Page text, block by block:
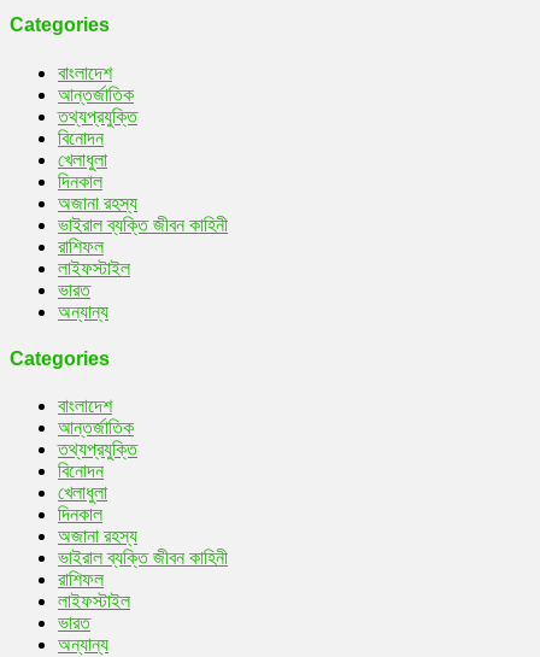
Categories
বাংলাদেশ
আন্তর্জাতিক
তথ্যপ্রযুক্তি
বিনোদন
খেলাধুলা
দিনকাল
অজানা রহস্য
ভাইরাল ব্যক্তি জীবন কাহিনী
রাশিফল
লাইফস্টাইল
ভারত
অন্যান্য
Categories
বাংলাদেশ
আন্তর্জাতিক
তথ্যপ্রযুক্তি
বিনোদন
খেলাধুলা
দিনকাল
অজানা রহস্য
ভাইরাল ব্যক্তি জীবন কাহিনী
রাশিফল
লাইফস্টাইল
ভারত
অন্যান্য